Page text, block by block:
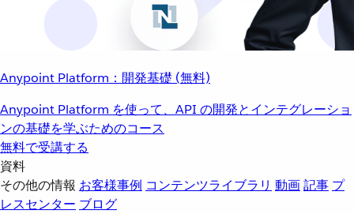
Anypoint Platform：開発基礎 (無料)
Anypoint Platform を使って、API の開発とインテグレーショ
ンの基礎を学ぶためのコース
無料で受講する
資料
その他の情報 お客様事例 コンテンツライブラリ 動画記事 プ
レスセンター ブログ